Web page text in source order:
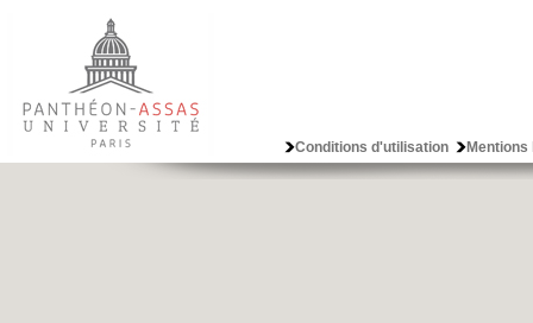
Conditions d'utilisation Mentions